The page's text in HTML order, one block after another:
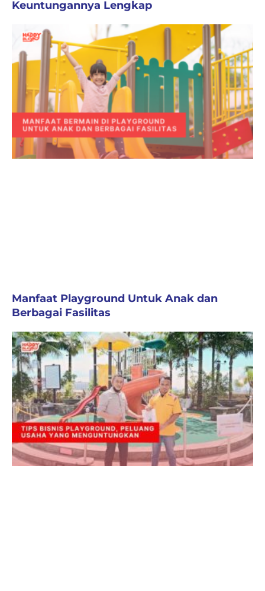
Keuntungannya Lengkap
Manfaat Playground Untuk Anak dan
Berbagai Fasilitas